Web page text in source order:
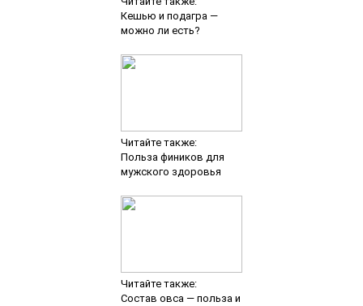
Кешью и подагра —
можно ли есть?
Читайте также:
Польза фиников для
мужского здоровья
Читайте также:
Состав овса — польза и